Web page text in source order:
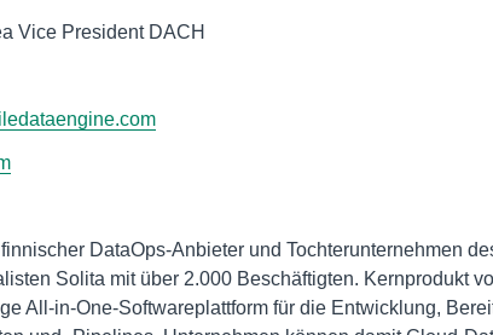
Vice President DACH
DataOps-Anbieter und Tochterunternehmen
Solita mit über 2.000 Beschäftigten. Kernprodukt
All-in-One-Softwareplattform für die Entwicklung,